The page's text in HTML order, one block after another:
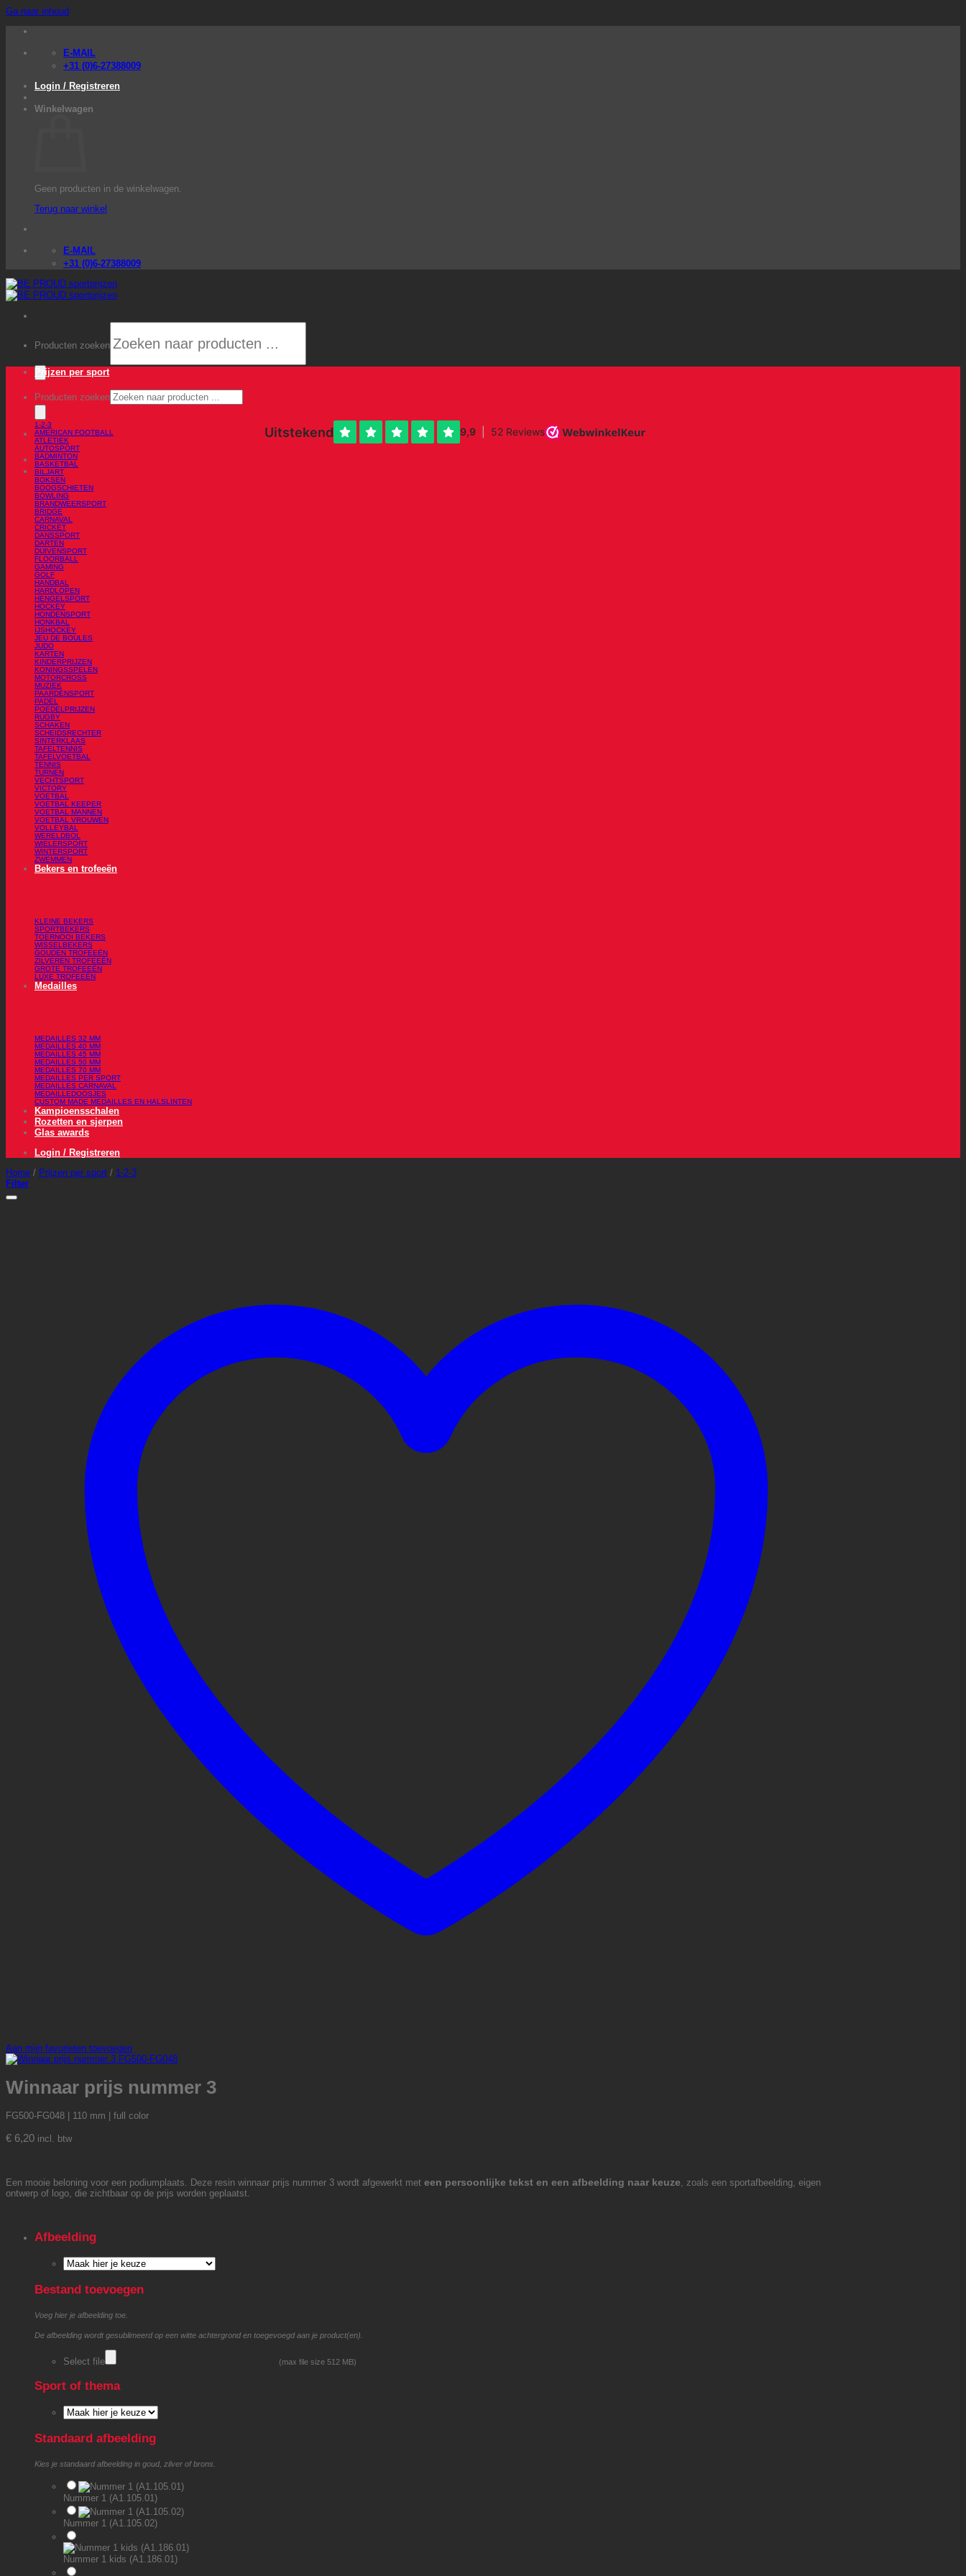
Ga naar inhoud
E-MAIL
+31 (0)6-27388009
Login / Registreren
Winkelwagen
Geen producten in de winkelwagen.
Terug naar winkel
E-MAIL
+31 (0)6-27388009
Producten zoeken
Producten zoeken
Prijzen per sport
1-2-3
AMERICAN FOOTBALL
ATLETIEK
AUTOSPORT
BADMINTON
BASKETBAL
BILJART
BOKSEN
BOOGSCHIETEN
BOWLING
BRANDWEERSPORT
BRIDGE
CARNAVAL
CRICKET
DANSSPORT
DARTEN
DUIVENSPORT
FLOORBALL
GAMING
GOLF
HANDBAL
HARDLOPEN
HENGELSPORT
HOCKEY
HONDENSPORT
HONKBAL
IJSHOCKEY
JEU DE BOULES
JUDO
KARTEN
KINDERPRIJZEN
KONINGSSPELEN
MOTORCROSS
MUZIEK
PAARDENSPORT
PADEL
POEDELPRIJZEN
RUGBY
SCHAKEN
SCHEIDSRECHTER
SINTERKLAAS
TAFELTENNIS
TAFELVOETBAL
TENNIS
TURNEN
VECHTSPORT
VICTORY
VOETBAL
VOETBAL KEEPER
VOETBAL MANNEN
VOETBAL VROUWEN
VOLLEYBAL
WERELDBOL
WIELERSPORT
WINTERSPORT
ZWEMMEN
Bekers en trofeeën
KLEINE BEKERS
SPORTBEKERS
TOERNOOI BEKERS
WISSELBEKERS
GOUDEN TROFEEËN
ZILVEREN TROFEEËN
GROTE TROFEEËN
LUXE TROFEEËN
Medailles
MEDAILLES 32 MM
MEDAILLES 40 MM
MEDAILLES 45 MM
MEDAILLES 50 MM
MEDAILLES 70 MM
MEDAILLES PER SPORT
MEDAILLES CARNAVAL
MEDAILLEDOOSJES
CUSTOM MADE MEDAILLES EN HALSLINTEN
Kampioensschalen
Rozetten en sjerpen
Glas awards
Login / Registreren
Home / Prijzen per sport / 1-2-3
Filter
Aan mijn favorieten toevoegen
Winnaar prijs nummer 3
FG500-FG048 | 110 mm | full color
€ 6,20 incl. btw
Een mooie beloning voor een podiumplaats. Deze resin winnaar prijs nummer 3 wordt afgewerkt met een persoonlijke tekst en een afbeelding naar keuze , zoals een sportafbeelding, eigen
ontwerp of logo, die zichtbaar op de prijs worden geplaatst.
Afbeelding
Bestand toevoegen
Voeg hier je afbeelding toe.
De afbeelding wordt gesublimeerd op een witte achtergrond en toegevoegd aan je product(en).
Select file (max file size 512 MB)
Sport of thema
Standaard afbeelding
Kies je standaard afbeelding in goud, zilver of brons.
Nummer 1 (A1.105.01)
Nummer 1 (A1.105.02)
Nummer 1 kids (A1.186.01)